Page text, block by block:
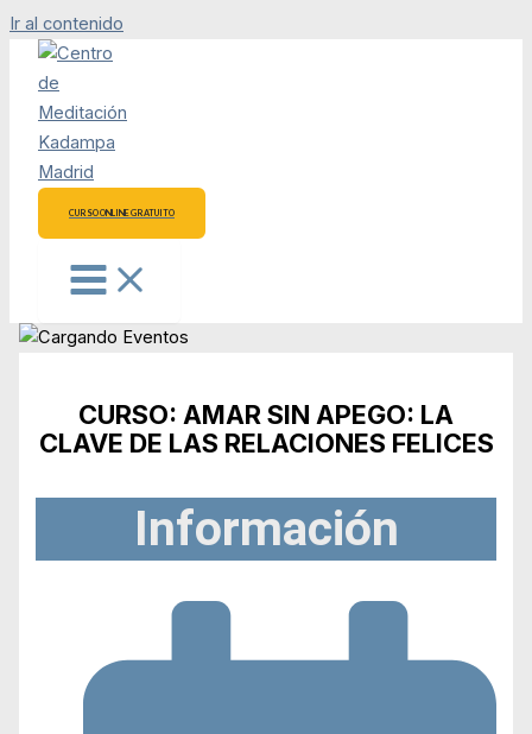
Ir al contenido
CURSO ONLINE GRATUITO
CURSO: AMAR SIN APEGO: LA
CLAVE DE LAS RELACIONES FELICES
Información